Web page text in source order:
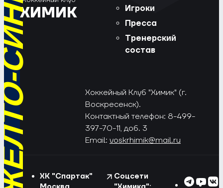
ХИМИК
Игроки
Пресса
Тренерский
состав
Хоккейный Клуб "Химик" (г.
Воскресенск).
Контактный телефон: 8-499-
397-70-11, доб. 3
Email: voskrhimik@mail.ru
ХК "Спартак"
Соцсети